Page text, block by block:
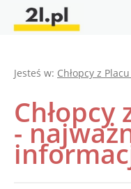
Jesteś w: Chłopcy z
Chłopcy
-